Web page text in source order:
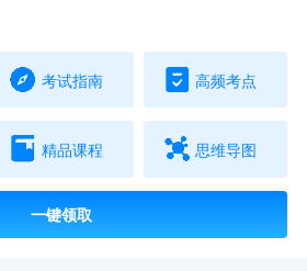
考试指南 高频考点
精品课程 思维导图
一键领取